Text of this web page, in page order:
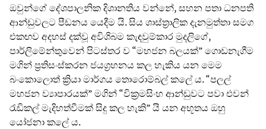
ඔවුන්ගේ දේශපාලනික දිශානතිය වන්නේ, සහන පතා ධනපති
ආන්ඩුවලට පීඩනය යෙදීම යි. සිය ශාස්ත්‍රාලික දැනමුත්තා සමග
එකඟව අදහස් දක්වූ අවිශිබම කැඳවුම්කාර මුදලිගේ,
පාර්ලිමේන්තුවෙන් පිටස්තර ව “මහජන බලයක්” ගොඩනැගීම
මගින් ප්‍රතිසංස්කරන ජයග්‍රහනය කල හැකිය යන මෙම
බංකොලොත් ක්‍රියා මාර්ගය තොරොම්බල් කලේ ය. “පලල්
මහජන ව්‍යාපාරයක්” මගින් “වික්‍රමසිංහ ආන්ඩුවට පවා එවන්
රැඩිකල් මැදිහත්වීමක් සිදු කල හැකි” යි යන අභූතය ඔහු
යෝජනා කලේ ය.